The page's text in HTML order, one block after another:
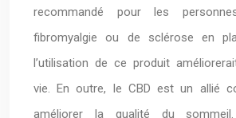
recommandé pour les
fibromyalgie ou de sclérose en
l’utilisation de ce produit
vie. En outre, le CBD est un allié
améliorer la qualité du